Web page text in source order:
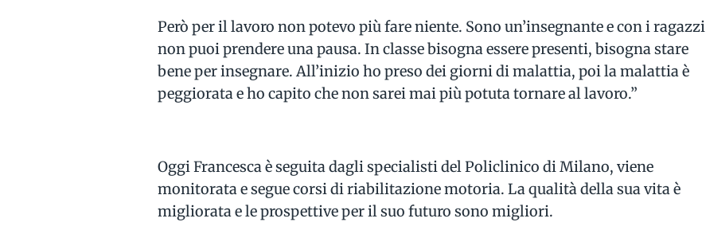
Però per il lavoro non potevo più fare niente. Sono un’insegnante e con i ragazzi
non puoi prendere una pausa. In classe bisogna essere presenti, bisogna stare
bene per insegnare. All’inizio ho preso dei giorni di malattia, poi la malattia è
peggiorata e ho capito che non sarei mai più potuta tornare al lavoro.”
Oggi Francesca è seguita dagli specialisti del Policlinico di Milano, viene
monitorata e segue corsi di riabilitazione motoria. La qualità della sua vita è
migliorata e le prospettive per il suo futuro sono migliori.